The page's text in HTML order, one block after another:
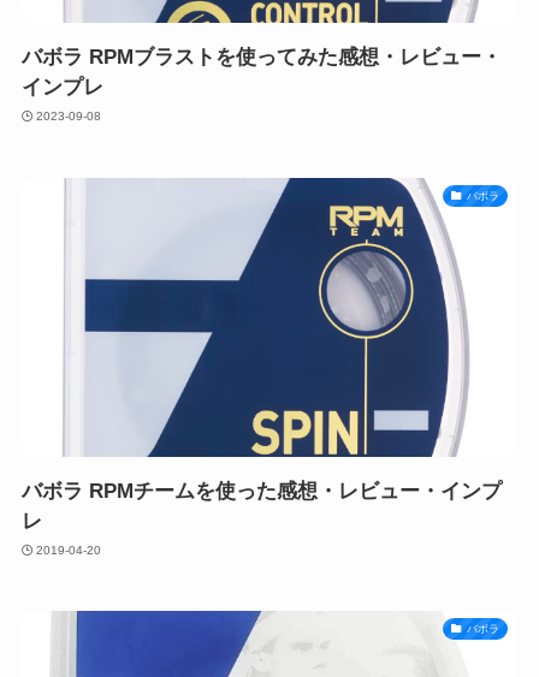
バボラ RPMブラストを使ってみた感想・レビュー・
インプレ
2023-09-08
バボラ
バボラ RPMチームを使った感想・レビュー・インプ
レ
2019-04-20
バボラ